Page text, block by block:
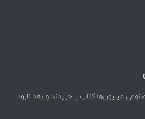
میلیون‌ها کتاب را خریدند و بعد نابود